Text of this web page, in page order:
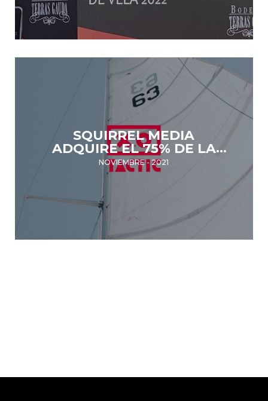
SQUIRREL MEDIA
ADQUIRE EL 75% DE LA
PRODUCTORA
AUDIOVISUAL TACTIC,
SECTOR NÁUTICO
NOVIEMBRE - 2021